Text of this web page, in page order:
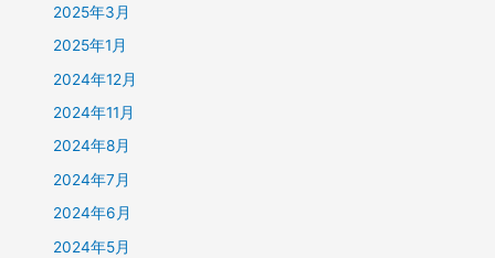
2025年3月
2025年1月
2024年12月
2024年11月
2024年8月
2024年7月
2024年6月
2024年5月